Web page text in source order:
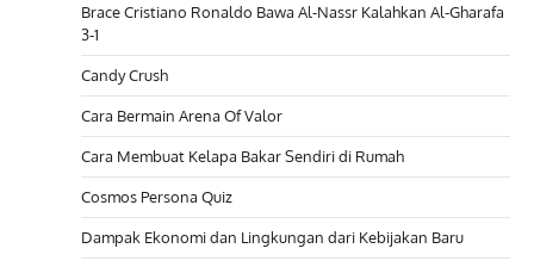
Brace Cristiano Ronaldo Bawa Al-Nassr Kalahkan Al-Gharafa
3-1
Candy Crush
Cara Bermain Arena Of Valor
Cara Membuat Kelapa Bakar Sendiri di Rumah
Cosmos Persona Quiz
Dampak Ekonomi dan Lingkungan dari Kebijakan Baru